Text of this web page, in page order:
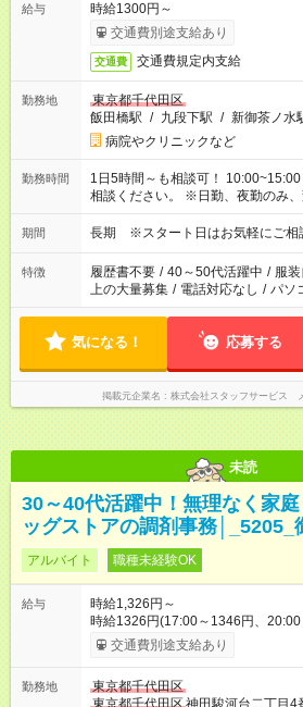
給与
時給1300円～
交通費別途支給あり
交通費 交通費規定内支給
勤務地
東京都千代田区
飯田橋駅 / 九段下駅 / 新御茶ノ水
病院やクリニックなど
勤務時間
1日5時間～も相談可！
相談ください。 ※日勤、夜勤のみ、
期間 長期 ※スタート日はお気軽にご相
特徴 履歴書不要 / 40～50代活躍中 / 服
上の大量募集 / 電話対応なし / パソ
気になる！ 応募する
掲載元企業名 株式会社スタッフサービス
未読
30～40代活躍中！無理なく家
ッグストアの調剤事務│_5205_
アルバイト 職種未経験OK
給与
時給1,326円～
時給1326円(17:00～1346円、
以降、社内試験による更新判定あ
～100円の昇給あり （大学生は＋20円） 試用期間あり：
期間あり 試用期間の長さ：3ヶ月 雇
交通費別途支給あり
勤務地
東京都千代田区
東京都千代田区神田駿河台二丁目